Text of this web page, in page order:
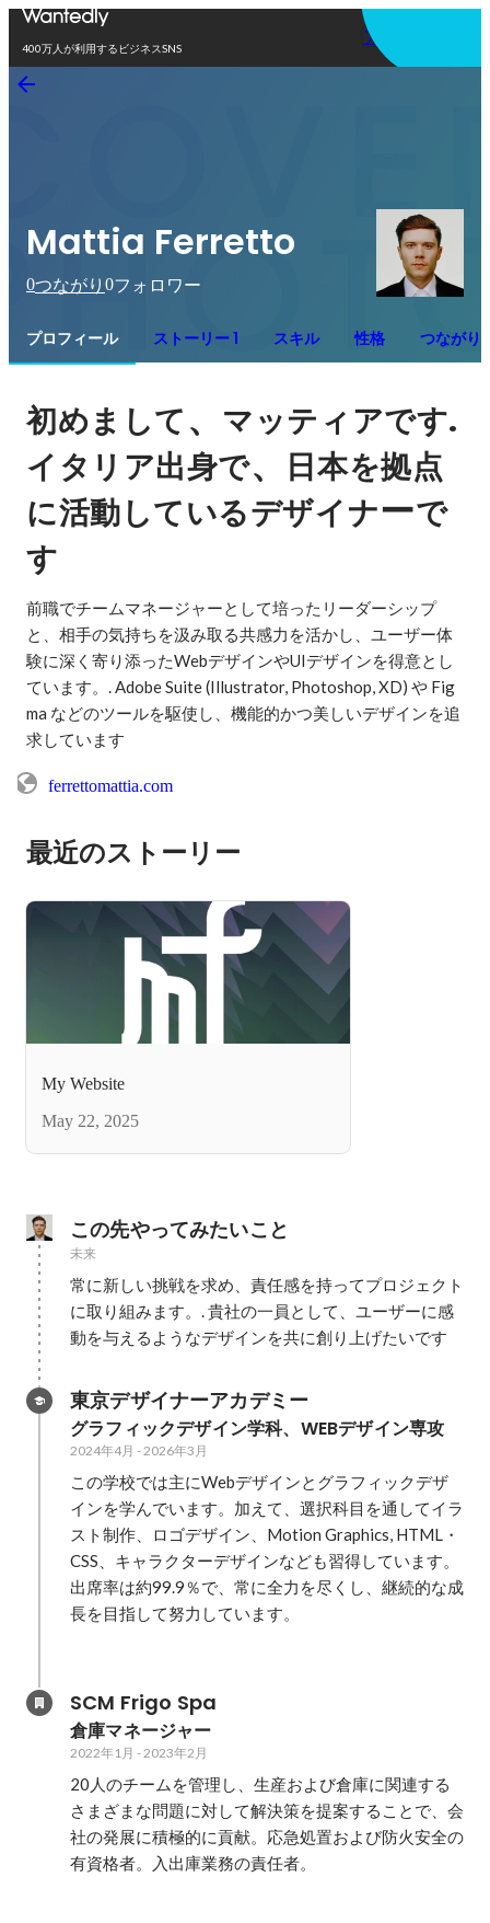
400万人が利用するビジネスSNS
アプリを使う
Mattia Ferretto
0つながり 0フォロワー
プロフィール ストーリー 1 スキル 性格 つながり
初めまして、 マッティアです
イタリア出身で、
日本を拠点
に活動しているデザイナーで
す
前職でチームマネージャーとして培ったリーダーシップ
と、相手の気持ちを汲み取る共感力を活かし、ユーザー体
験に深く寄り添ったWebデザインやUIデザインを得意とし
ています。. Adobe Suite (Illustrator, Photoshop, XD) や Fig
ma などのツールを駆使し、機能的かつ美しいデザインを追
求しています
ferrettomattia.com
最近のストーリー
My Website
May 22, 2025
この先やってみたいこと
未来
常に新しい挑戦を求め、責任感を持ってプロジェクト
に取り組みます。. 貴社の一員として、ユーザーに感
動を与えるようなデザインを共に創り上げたいです
東京デザイナーアカデミー
グラフィックデザイン学科、WEBデザイン専攻
2024年4月 - 2026年3月
この学校では主にWebデザインとグラフィックデザ
インを学んでいます。加えて、選択科目を通してイラ
スト制作、ロゴデザイン、Motion Graphics, HTML・
CSS、キャラクターデザインなども習得しています。
出席率は約99.9％で、常に全力を尽くし、継続的な成
長を目指して努力しています。
SCM Frigo Spa
倉庫マネージャー
2022年1月 - 2023年2月
20人のチームを管理し、生産および倉庫に関連する
さまざまな問題に対して解決策を提案することで、会
社の発展に積極的に貢献。応急処置および防火安全の
有資格者。入出庫業務の責任者。